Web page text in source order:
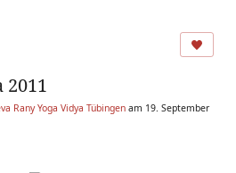
2011
Rany Yoga Vidya Tübingen am 19. September